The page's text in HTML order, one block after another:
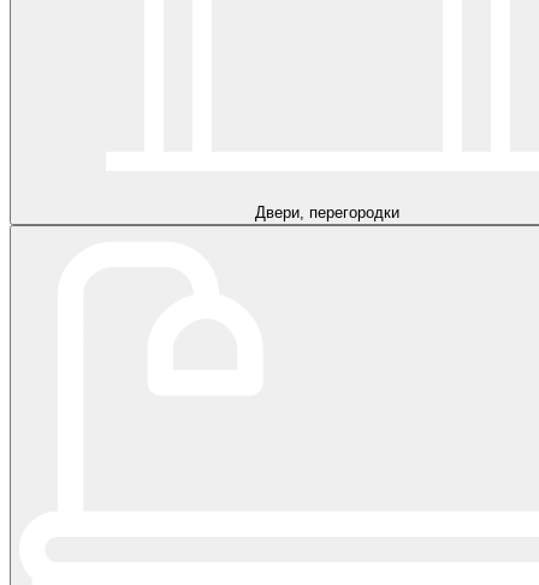
Двери, перегородки